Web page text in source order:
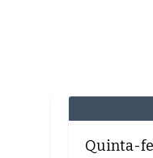
Quinta-